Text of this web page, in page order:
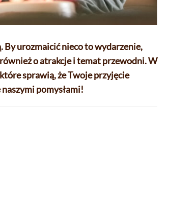
By urozmaicić nieco to wydarzenie,
o atrakcje i temat przewodni. W
sprawią, że Twoje przyjęcie
pomysłami!